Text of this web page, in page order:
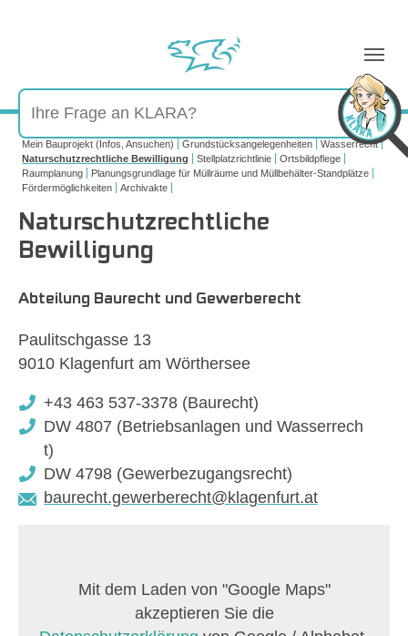
Sie sind hier:
Mein Bauprojekt (Infos, Ansuchen) Grundstücksangelegenheiten
Wasserrecht
Naturschutzrechtliche Bewilligung
Stellplatzrichtlinie
Ortsbildpflege
Raumplanung
Planungsgrundlage für Müllräume und Müllbehälter-Standplätze
Fördermöglichkeiten
Archivakte
Naturschutzrechtliche
Bewilligung
Abteilung Baurecht und Gewerberecht
Paulitschgasse 13
9010 Klagenfurt am Wörthersee
+43 463 537-3378 (Baurecht)
DW 4807 (Betriebsanlagen und Wasserrech
t)
DW 4798 (Gewerbezugangsrecht)
baurecht.gewerberecht@klagenfurt.at